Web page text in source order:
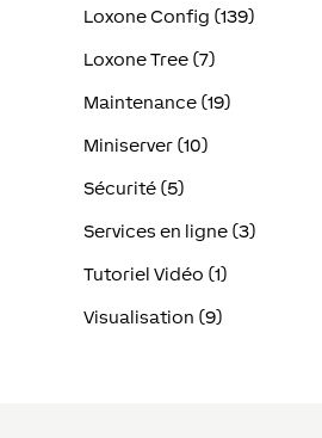
Loxone Config (139)
Loxone Tree (7)
Maintenance (19)
Miniserver (10)
Sécurité (5)
Services en ligne (3)
Tutoriel Vidéo (1)
Visualisation (9)